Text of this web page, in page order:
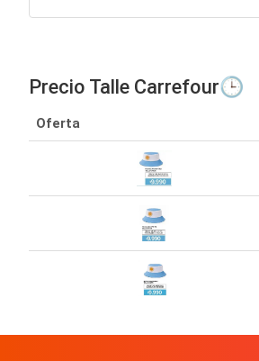
Precio Talle Carrefour🕒
Oferta